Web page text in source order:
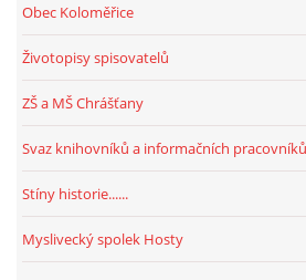
Obec Koloměřice
Životopisy spisovatelů
ZŠ a MŠ Chrášťany
Svaz knihovníků a informačních
Stíny historie......
Myslivecký spolek Hosty